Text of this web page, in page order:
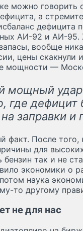
можно говорить
а
дефицита
АИ-92 и АИ-
вообще
цены скакнули
мощности —
мощный
где
заправки и
факт. После
для
бензин так и не
экономики о
наука
то другому
не для нас